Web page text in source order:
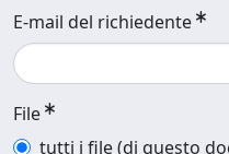
E-mail del richiedente
File
tutti i file (di questo